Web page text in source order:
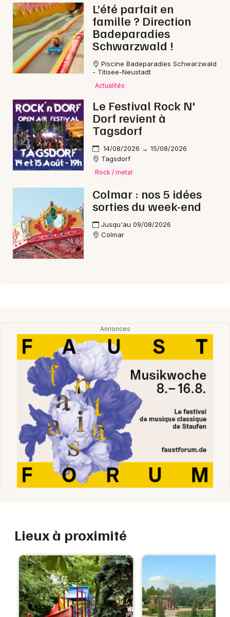
L’été parfait en
famille ? Direction
Badeparadies
Schwarzwald !
Piscine Badeparadies Schwarzwald
- Titisee-Neustadt
Actualités
Le Festival Rock N'
Dorf revient à
Tagsdorf
14/08/2026 → 15/08/2026
Tagsdorf
Rock / metal
Colmar : nos 5 idées
sorties du week-end
Jusqu'au 09/08/2026
Colmar
Lieux à proximité